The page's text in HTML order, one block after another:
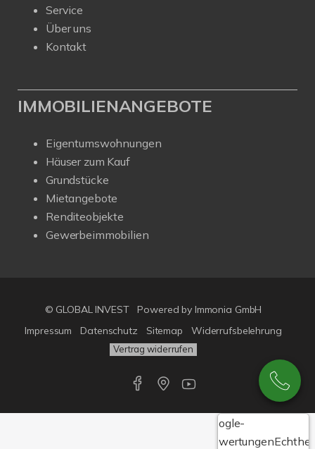
Service
Über uns
Kontakt
IMMOBILIENANGEBOTE
Eigentumswohnungen
Häuser zum Kauf
Grundstücke
Mietangebote
Renditeobjekte
Gewerbeimmobilien
© GLOBAL INVEST Powered by Immonia GmbH
Impressum
Datenschutz Sitemap Widerrufsbelehrung
Vertrag widerrufen
Google-
Bewertungen